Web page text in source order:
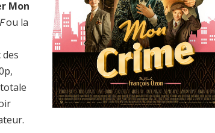
Mon
ou la